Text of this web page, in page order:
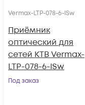
Vermax-LTP-078-6-ISw
Приёмник
оптический для
сетей КТВ Vermax-
LTP-078-6-ISw
Под заказ